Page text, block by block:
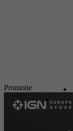
Promotie